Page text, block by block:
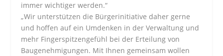
immer wichtiger werden.“
„Wir unterstützen die Bürgerinitiative daher gerne
und hoffen auf ein Umdenken in der Verwaltung und
mehr Fingerspitzengefühl bei der Erteilung von
Baugenehmigungen. Mit Ihnen gemeinsam wollen